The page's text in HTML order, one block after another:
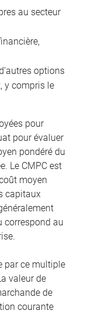
au secteur
options
y compris le
pour
pour évaluer
pondéré du
Le CMPC est
moyen
capitaux
correspond au
par ce multiple
valeur de
de
courante